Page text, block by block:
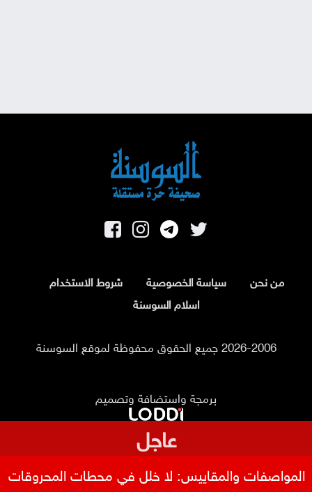
من نحن سياسة الخصوصية
شروط الاستخدام
اسلام السوسنة
2026-2006 جميع الحقوق محفوظة لموقع السوسنة
برمجة واستضافة وتصميم
عاجل
المواصفات والمقاييس: لا خلل في محطات المحروقات